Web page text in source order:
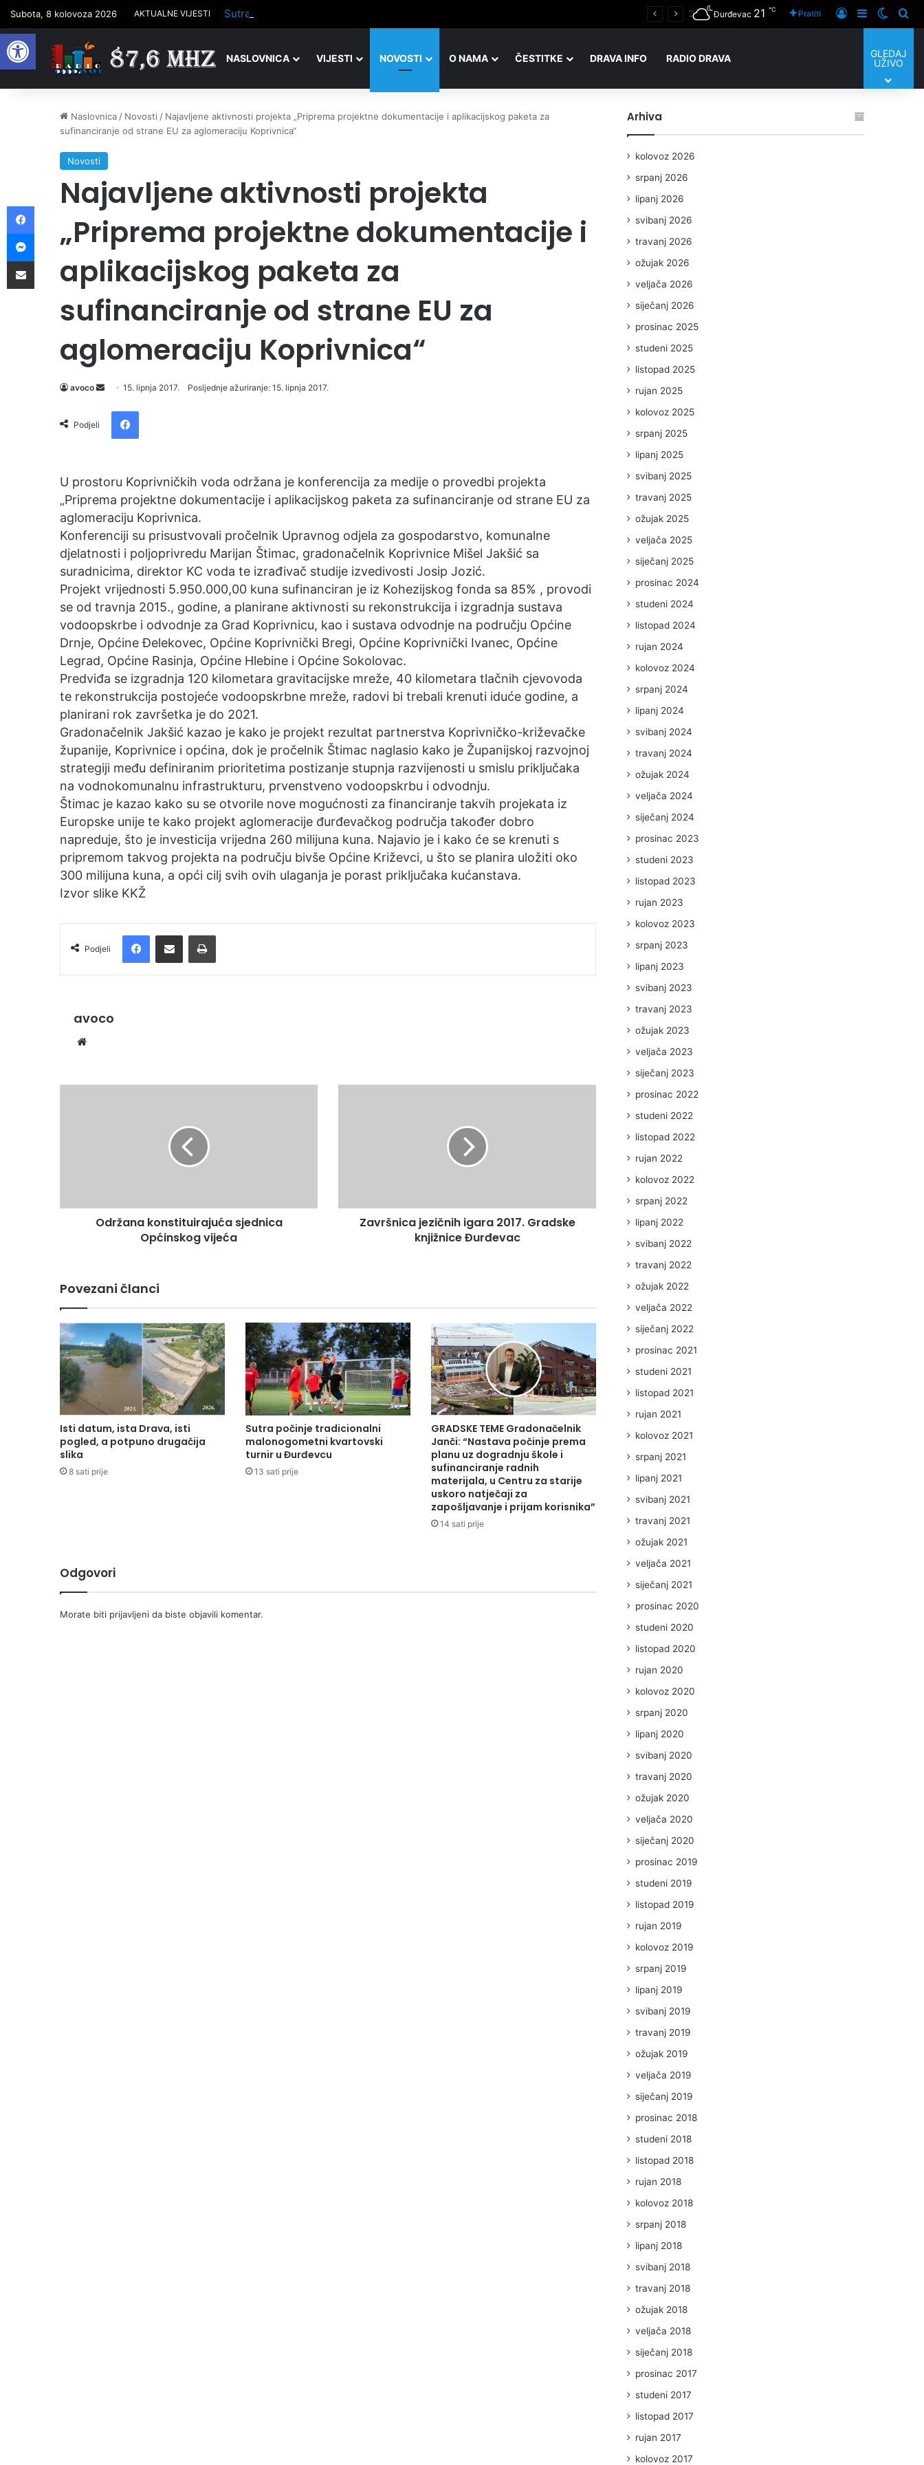
Open toolbar
Subota, 8 kolovoza 2026 AKTUALNE VIJESTI Sutra počinje tradicionalni malonogometni kvartovski turnir u Đurđevcu Đurđevac 21 ℃ Pratiti Prijaviti se
Sidebar
NASLOVNICA VIJESTI NOVOSTI O NAMA ČESTITKE DRAVA INFO RADIO DRAVA
GLEDAJ
UŽIVO
Naslovnica / Novosti / Najavljene aktivnosti projekta „Priprema projektne dokumentacije i aplikacijskog paketa za
sufinanciranje od strane EU za aglomeraciju Koprivnica“
Novosti
Najavljene aktivnosti projekta
„Priprema projektne dokumentacije i
aplikacijskog paketa za
sufinanciranje od strane EU za
aglomeraciju Koprivnica“
avoco
e
m
a
i
l
15. lipnja 2017. Posljednje ažuriranje: 15. lipnja 2017.
Podjeli
U prostoru Koprivničkih voda održana je konferencija za medije o provedbi projekta
„Priprema projektne dokumentacije i aplikacijskog paketa za sufinanciranje od strane EU za
aglomeraciju Koprivnica.
Konferenciji su prisustvovali pročelnik Upravnog odjela za gospodarstvo, komunalne
djelatnosti i poljoprivredu Marijan Štimac, gradonačelnik Koprivnice Mišel Jakšić sa
suradnicima, direktor KC voda te izrađivač studije izvedivosti Josip Jozić.
Projekt vrijednosti 5.950.000,00 kuna sufinanciran je iz Kohezijskog fonda sa 85% , provodi
se od travnja 2015., godine, a planirane aktivnosti su rekonstrukcija i izgradnja sustava
vodoopskrbe i odvodnje za Grad Koprivnicu, kao i sustava odvodnje na području Općine
Drnje, Općine Đelekovec, Općine Koprivnički Bregi, Općine Koprivnički Ivanec, Općine
Legrad, Općine Rasinja, Općine Hlebine i Općine Sokolovac.
Predviđa se izgradnja 120 kilometara gravitacijske mreže, 40 kilometara tlačnih cjevovoda
te rekonstrukcija postojeće vodoopskrbne mreže, radovi bi trebali krenuti iduće godine, a
planirani rok završetka je do 2021.
Gradonačelnik Jakšić kazao je kako je projekt rezultat partnerstva Koprivničko-križevačke
županije, Koprivnice i općina, dok je pročelnik Štimac naglasio kako je Županijskoj razvojnoj
strategiji među definiranim prioritetima postizanje stupnja razvijenosti u smislu priključaka
na vodnokomunalnu infrastrukturu, prvenstveno vodoopskrbu i odvodnju.
Štimac je kazao kako su se otvorile nove mogućnosti za financiranje takvih projekata iz
Europske unije te kako projekt aglomeracije đurđevačkog područja također dobro
napreduje, što je investicija vrijedna 260 milijuna kuna. Najavio je i kako će se krenuti s
pripremom takvog projekta na području bivše Općine Križevci, u što se planira uložiti oko
300 milijuna kuna, a opći cilj svih ovih ulaganja je porast priključaka kućanstava.
Izvor slike KKŽ
Podjeli
avoco
Održana konstituirajuća sjednica
Općinskog vijeća
Završnica jezičnih igara 2017. Gradske
knjižnice Đurđevac
Povezani članci
Isti datum, ista Drava, isti
pogled, a potpuno drugačija
slika
8 sati prije
Sutra počinje tradicionalni
malonogometni kvartovski
turnir u Đurđevcu
13 sati prije
GRADSKE TEME Gradonačelnik
Janči: “Nastava počinje prema
planu uz dogradnju škole i
sufinanciranje radnih
materijala, u Centru za starije
uskoro natječaji za
zapošljavanje i prijam korisnika”
14 sati prije
Odgovori
Morate biti prijavljeni da biste objavili komentar.
Arhiva
kolovoz 2026
srpanj 2026
lipanj 2026
svibanj 2026
travanj 2026
ožujak 2026
veljača 2026
siječanj 2026
prosinac 2025
studeni 2025
listopad 2025
rujan 2025
kolovoz 2025
srpanj 2025
lipanj 2025
svibanj 2025
travanj 2025
ožujak 2025
veljača 2025
siječanj 2025
prosinac 2024
studeni 2024
listopad 2024
rujan 2024
kolovoz 2024
srpanj 2024
lipanj 2024
svibanj 2024
travanj 2024
ožujak 2024
veljača 2024
siječanj 2024
prosinac 2023
studeni 2023
listopad 2023
rujan 2023
kolovoz 2023
srpanj 2023
lipanj 2023
svibanj 2023
travanj 2023
ožujak 2023
veljača 2023
siječanj 2023
prosinac 2022
studeni 2022
listopad 2022
rujan 2022
kolovoz 2022
srpanj 2022
lipanj 2022
svibanj 2022
travanj 2022
ožujak 2022
veljača 2022
siječanj 2022
prosinac 2021
studeni 2021
listopad 2021
rujan 2021
kolovoz 2021
srpanj 2021
lipanj 2021
svibanj 2021
travanj 2021
ožujak 2021
veljača 2021
siječanj 2021
prosinac 2020
studeni 2020
listopad 2020
rujan 2020
kolovoz 2020
srpanj 2020
lipanj 2020
svibanj 2020
travanj 2020
ožujak 2020
veljača 2020
siječanj 2020
prosinac 2019
studeni 2019
listopad 2019
rujan 2019
kolovoz 2019
srpanj 2019
lipanj 2019
svibanj 2019
travanj 2019
ožujak 2019
veljača 2019
siječanj 2019
prosinac 2018
studeni 2018
listopad 2018
rujan 2018
kolovoz 2018
srpanj 2018
lipanj 2018
svibanj 2018
travanj 2018
ožujak 2018
veljača 2018
siječanj 2018
prosinac 2017
studeni 2017
listopad 2017
rujan 2017
kolovoz 2017
Facebook
Messenger